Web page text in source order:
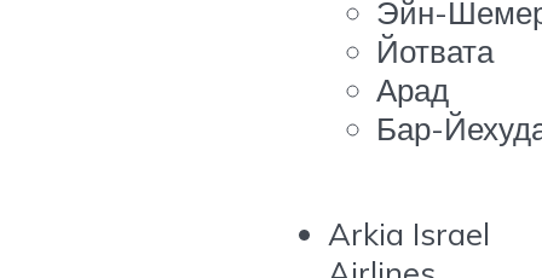
Эйн-
Йотвата
Арад
Бар-
Arkia Israel